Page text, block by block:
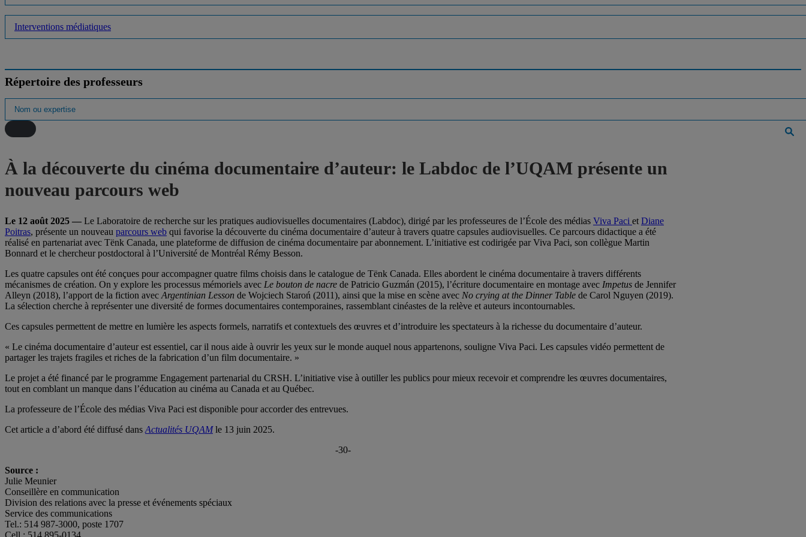
Interventions médiatiques
Répertoire des professeurs
À la découverte du cinéma documentaire d’auteur: le Labdoc de l’UQAM présente un
nouveau parcours web
Le 12 août 2025 — Le Laboratoire de recherche sur les pratiques audiovisuelles documentaires (Labdoc), dirigé par les professeures de l’École des médias Viva Paci et Diane
Poitras, présente un nouveau parcours web qui favorise la découverte du cinéma documentaire d’auteur à travers quatre capsules audiovisuelles. Ce parcours didactique a été
réalisé en partenariat avec Tënk Canada, une plateforme de diffusion de cinéma documentaire par abonnement. L’initiative est codirigée par Viva Paci, son collègue Martin
Bonnard et le chercheur postdoctoral à l’Université de Montréal Rémy Besson.
Les quatre capsules ont été conçues pour accompagner quatre films choisis dans le catalogue de Tënk Canada. Elles abordent le cinéma documentaire à travers différents
mécanismes de création. On y explore les processus mémoriels avec Le bouton de nacre de Patricio Guzmán (2015), l’écriture documentaire en montage avec Impetus de Jennifer
Alleyn (2018), l’apport de la fiction avec Argentinian Lesson de Wojciech Staroń (2011), ainsi que la mise en scène avec No crying at the Dinner Table de Carol Nguyen (2019).
La sélection cherche à représenter une diversité de formes documentaires contemporaines, rassemblant cinéastes de la relève et auteurs incontournables.
Ces capsules permettent de mettre en lumière les aspects formels, narratifs et contextuels des œuvres et d’introduire les spectateurs à la richesse du documentaire d’auteur.
« Le cinéma documentaire d’auteur est essentiel, car il nous aide à ouvrir les yeux sur le monde auquel nous appartenons, souligne Viva Paci. Les capsules vidéo permettent de
partager les trajets fragiles et riches de la fabrication d’un film documentaire. »
Le projet a été financé par le programme Engagement partenarial du CRSH. L’initiative vise à outiller les publics pour mieux recevoir et comprendre les œuvres documentaires,
tout en comblant un manque dans l’éducation au cinéma au Canada et au Québec.
La professeure de l’École des médias Viva Paci est disponible pour accorder des entrevues.
Cet article a d’abord été diffusé dans Actualités UQAMle 13 juin 2025.
-30-
Source :
Julie Meunier
Conseillère en communication
Division des relations avec la presse et événements spéciaux
Service des communications
Tel.: 514 987-3000, poste 1707